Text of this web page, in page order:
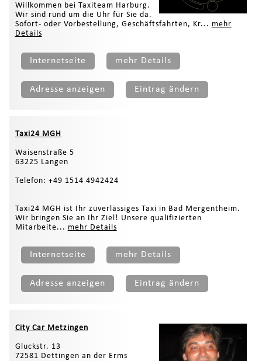
Willkommen bei Taxiteam Harburg.
Wir sind rund um die Uhr für Sie da.
Sofort- oder Vorbestellung, Geschäftsfahrten, Kr... mehr
Details
Internetseite mehr Details
Adresse anzeigen Eintrag ändern
Taxi24 MGH
Waisenstraße 5
63225 Langen
Telefon: +49 1514 4942424
Taxi24 MGH ist Ihr zuverlässiges Taxi in Bad Mergentheim.
Wir bringen Sie an Ihr Ziel! Unsere qualifizierten
Mitarbeite... mehr Details
Internetseite mehr Details
Adresse anzeigen Eintrag ändern
City Car Metzingen
Gluckstr. 13
72581 Dettingen an der Erms